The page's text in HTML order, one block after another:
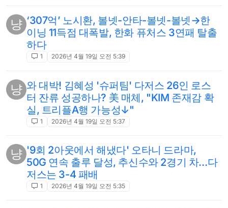
냥 ‘307억’ 노시환, 볼넷-안타-볼넷-볼넷→한
이닝 11득점 대폭발, 한화 퓨처스 3연패 탈출
하다
1 2026년 4월 19일 오전 5:39
냥 와 대박! 김혜성 '슈퍼팀' 다저스 26인 로스
터 잔류 성공하나? 美 매체, "KIM 존재감 확
실, 트리플A행 가능성↓"
1 2026년 4월 19일 오전 5:37
냥 '9회 2아웃에서 해냈다' 오타니 드라마,
50G 연속 출루 달성, 추신수와 2경기 차…다
저스는 3-4 패배
1 2026년 4월 19일 오전 5:35